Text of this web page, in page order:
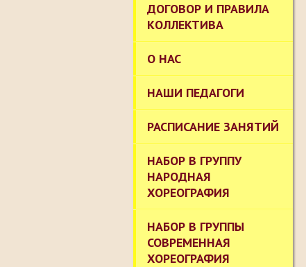
ДОГОВОР И ПРАВИЛА
КОЛЛЕКТИВА
О НАС
НАШИ ПЕДАГОГИ
РАСПИСАНИЕ ЗАНЯТИЙ
НАБОР В ГРУППУ
НАРОДНАЯ
ХОРЕОГРАФИЯ
НАБОР В ГРУППЫ
СОВРЕМЕННАЯ
ХОРЕОГРАФИЯ